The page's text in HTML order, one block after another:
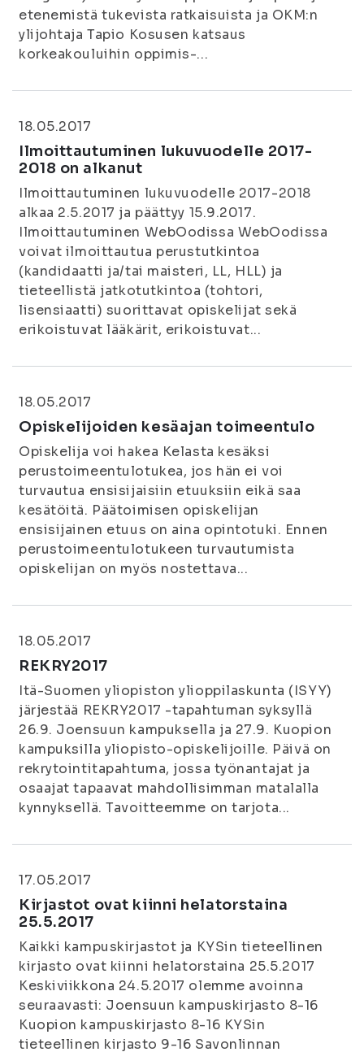
etenemistä tukevista ratkaisuista ja OKM:n
ylijohtaja Tapio Kosusen katsaus
korkeakouluihin oppimis-...
18.05.2017
Ilmoittautuminen lukuvuodelle 2017-
2018 on alkanut
Ilmoittautuminen lukuvuodelle 2017-2018
alkaa 2.5.2017 ja päättyy 15.9.2017.
Ilmoittautuminen WebOodissa WebOodissa
voivat ilmoittautua perustutkintoa
(kandidaatti ja/tai maisteri, LL, HLL) ja
tieteellistä jatkotutkintoa (tohtori,
lisensiaatti) suorittavat opiskelijat sekä
erikoistuvat lääkärit, erikoistuvat...
18.05.2017
Opiskelijoiden kesäajan toimeentulo
Opiskelija voi hakea Kelasta kesäksi
perustoimeentulotukea, jos hän ei voi
turvautua ensisijaisiin etuuksiin eikä saa
kesätöitä. Päätoimisen opiskelijan
ensisijainen etuus on aina opintotuki. Ennen
perustoimeentulotukeen turvautumista
opiskelijan on myös nostettava...
18.05.2017
REKRY2017
Itä-Suomen yliopiston ylioppilaskunta (ISYY)
järjestää REKRY2017 -tapahtuman syksyllä
26.9. Joensuun kampuksella ja 27.9. Kuopion
kampuksilla yliopisto-opiskelijoille. Päivä on
rekrytointitapahtuma, jossa työnantajat ja
osaajat tapaavat mahdollisimman matalalla
kynnyksellä. Tavoitteemme on tarjota...
17.05.2017
Kirjastot ovat kiinni helatorstaina
25.5.2017
Kaikki kampuskirjastot ja KYSin tieteellinen
kirjasto ovat kiinni helatorstaina 25.5.2017
Keskiviikkona 24.5.2017 olemme avoinna
seuraavasti: Joensuun kampuskirjasto 8-16
Kuopion kampuskirjasto 8-16 KYSin
tieteellinen kirjasto 9-16 Savonlinnan